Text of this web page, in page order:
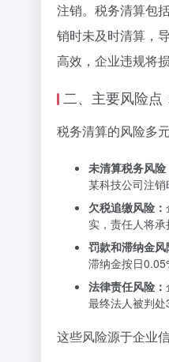
注销。税务清算包
销时未及时清算，
高效，企业违规将
二、主要风险
税务清算的风险多
未清算税务风险
某科技公司注销
欠税追缴风险：
实，责任人将承
罚款和滞纳金风
滞纳金按日
法律责任风险：
最终法人被判处
这些风险源于企业